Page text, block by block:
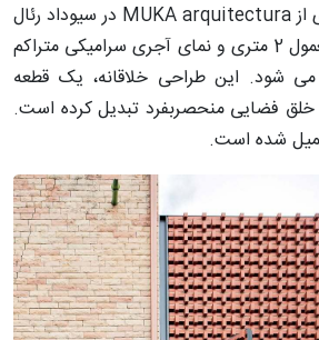
خانه پیدرابوئنا، پروژه ای از MUKA arquitectura در سیوداد رئال
اسپانیا، با ورودی غیرمعمول 2 متری و نمای آجری سرامیکی متراکم
می شود. این طراحی خلاقانه، یک قطعه
خلق فضایی منحصربفرد تبدیل کرده است.